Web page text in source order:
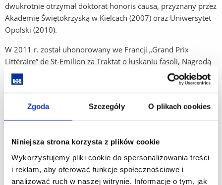
Zgoda Szczegóły O plikach cookies
Niniejsza strona korzysta z plików cookie
Wykorzystujemy pliki cookie do spersonalizowania treści
i reklam, aby oferować funkcje społecznościowe i
analizować ruch w naszej witrynie. Informacje o tym, jak
dwukrotnie otrzymał doktorat honoris causa, przyznany przez
Akademię Świętokrzyską w Kielcach (2007) oraz Uniwersytet
Opolski (2010).
W 2011 r. został uhonorowany we Francji „Grand Prix
Littéraire” de St-Emilion za Traktat o łuskaniu fasoli, Nagrodą
im. S.B. Lindego (Getynga-Toruń) oraz Złotym Berłem,
nagrodą Fundacji Kultury Polskiej przyznawaną wybitnym